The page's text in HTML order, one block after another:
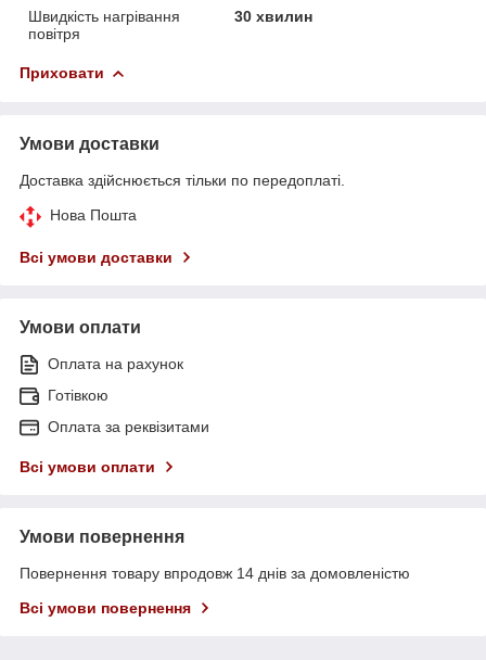
Швидкість нагрівання
повітря
30 хвилин
Приховати
Умови доставки
Доставка здійснюється тільки по передоплаті.
Нова Пошта
Всі умови доставки
Умови оплати
Оплата на рахунок
Готівкою
Оплата за реквізитами
Всі умови оплати
Умови повернення
Повернення товару впродовж 14 днів за домовленістю
Всі умови повернення